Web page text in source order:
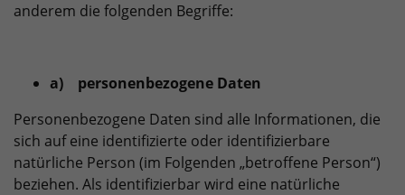
anderem die folgenden Begriffe:
a) personenbezogene Daten
Personenbezogene Daten sind alle Informationen, die
sich auf eine identifizierte oder identifizierbare
natürliche Person (im Folgenden „betroffene Person“)
beziehen. Als identifizierbar wird eine natürliche